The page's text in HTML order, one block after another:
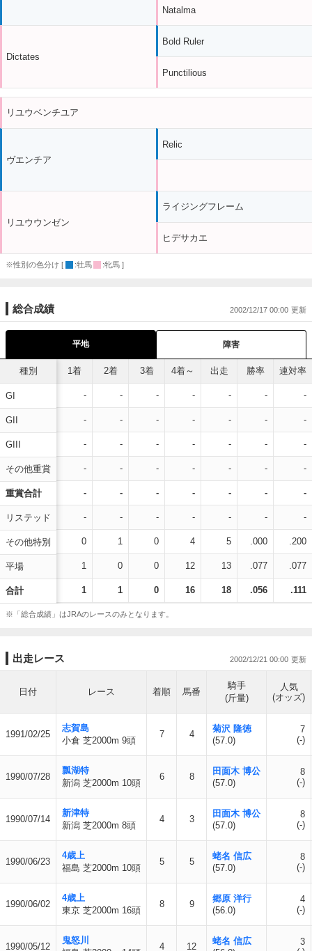
Dictates
Natalma
Bold Ruler
Punctilious
リユウベンチユア
ヴエンチア
リユウウンゼン
Relic
ライジングフレーム
ヒデサカエ
※性別の色分け [ :牡馬 :牝馬 ]
総合成績 2002/12/17 00:00
平地 障害
種別
GI
GII
GIII
その他重賞
重賞合計
リステッド
その他特別
平場
合計
1着 2着 3着 4着～ 出走 勝率 連対率
- - - - - - -
- - - - - - -
- - - - - - -
- - - - - - -
- - - - - - -
- - - - - - -
0 1 0 4 5 .000 .200
1 0 0 12 13 .077 .077
1 1 0 16 18 .056 .111
※「総合成績」はJRAのレースのみとなります。
出走レース 2002/12/21 00:00
日付 レース 着順 馬番
騎手
(斤量)
人気
(オッズ)
1991/02/25
志賀島
小倉 芝2000m 9頭
7 4
菊沢 隆徳
(57.0)
7
(-)
1990/07/28
瓢湖特
新潟 芝2000m 10頭
6 8
田面木 博公
(57.0)
8
(-)
1990/07/14
新津特
新潟 芝2000m 8頭
4 3
田面木 博公
(57.0)
8
(-)
1990/06/23
4歳上
福島 芝2000m 10頭
5 5
蛯名 信広
(57.0)
8
(-)
1990/06/02
4歳上
東京 芝2000m 16頭
8 9
郷原 洋行
(56.0)
4
(-)
1990/05/12
鬼怒川
4 12
蛯名 信広
3